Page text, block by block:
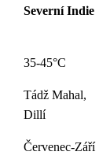
Severní Indie
35-45°C
Tádž Mahal,
Dillí
Červenec-Září